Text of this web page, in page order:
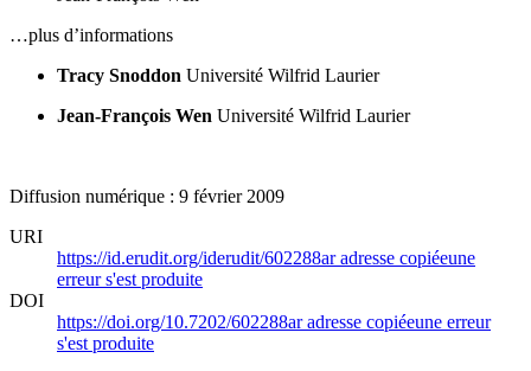
…plus d’informations
Tracy Snoddon Université Wilfrid Laurier
Jean-François Wen Université Wilfrid Laurier
Diffusion numérique : 9 février 2009
URI
https://id.erudit.org/iderudit/602288aradresse copiéeune
erreur s'est produite
DOI
https://doi.org/10.7202/602288aradresse copiéeune erreur
s'est produite